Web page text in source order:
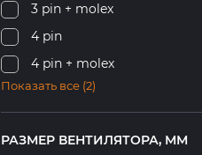
3 pin + molex
4 pin
4 pin + molex
6 pin
molex
Показать все (2)
РАЗМЕР ВЕНТИЛЯТОРА, ММ